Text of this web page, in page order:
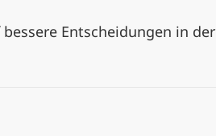
Entscheidungen in der